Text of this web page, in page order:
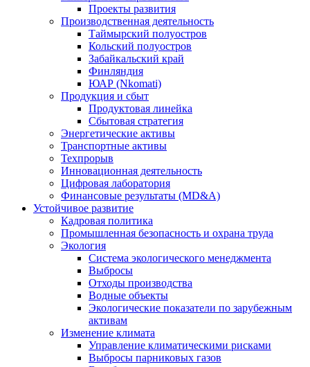
Проекты развития
Производственная деятельность
Таймырский полуостров
Кольский полуостров
Забайкальский край
Финляндия
ЮАР (Nkomati)
Продукция и сбыт
Продуктовая линейка
Сбытовая стратегия
Энергетические активы
Транспортные активы
Техпрорыв
Инновационная деятельность
Цифровая лаборатория
Финансовые результаты (MD&A)
Устойчивое развитие
Кадровая политика
Промышленная безопасность и охрана труда
Экология
Система экологического менеджмента
Выбросы
Отходы производства
Водные объекты
Экологические показатели по зарубежным
активам
Изменение климата
Управление климатическими рисками
Выбросы парниковых газов